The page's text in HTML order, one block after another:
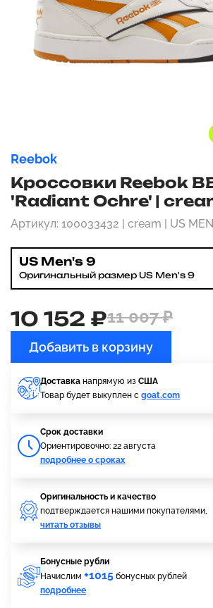
Reebok
Кроссовки Reebok
'Radiant Ochre' |
Артикул: 100033432 | cream | US
US Men's 9
Оригинальный размер US Men's 9
10 152 ₽11 007 ₽
Добавить в корзину
Доставка напрямую из США
Товар будет выкуплен с goat.com
Cрок доставки
Ориентировочно: 22 августа
подробнее о сроках
Оригинальность и качество
подтверждается нашими покупателями,
читать отзывы
Бонусные рубли
Начислим +1015 бонусных рублей
подробнее